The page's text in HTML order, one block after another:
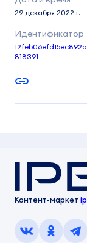
29 декабря 2022 г.
818391
Контент-маркет